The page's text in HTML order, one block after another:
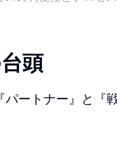
頭
ートナー』と『